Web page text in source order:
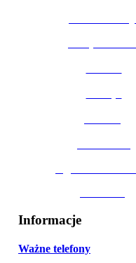
Informacje
Ważne telefony